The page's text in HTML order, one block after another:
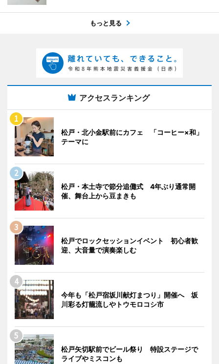
もっと見る
アクセスランキング
松戸・北小金駅前にカフェ 「コーヒー×和」
テーマに
松戸・本土寺で節分追儺式 4年ぶり通常開
催、舞台上から豆まきも
松戸でロックセッションイベント 初心者歓
迎、大音量で演奏楽しむ
今年も「松戸宿坂川献灯まつり」開催へ 坂
川彩る灯籠流しやトウモロコシ市
松戸矢切駅前でビール祭り 特設ステージで
ライブやミスコンも